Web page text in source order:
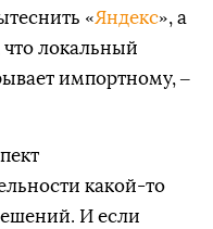
«Яндекс», а
что локальный
импортному, –
какой-то
И если